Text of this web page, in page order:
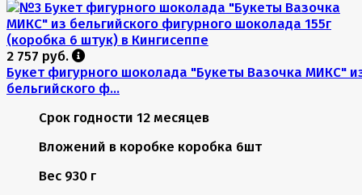
2 757 руб.
Букет фигурного шоколада "Букеты Вазочка МИКС"
бельгийского ф...
Срок годности 12 месяцев
Вложений в коробке коробка 6шт
Вес 930 г